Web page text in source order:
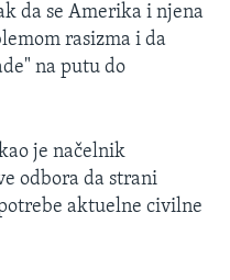
da se Amerika i njena
rasizma i da
na putu do
je načelnik
odbora da strani
aktuelne civilne